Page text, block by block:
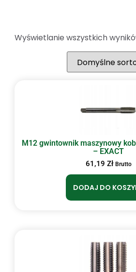
Wyświetlanie wszystkich
M12 gwintownik maszynowy
– EXACT
61,19 Zł Brutto
DODAJ DO